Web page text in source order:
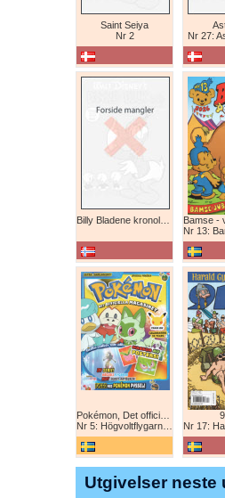
Saint Seiya
Nr 2
Nr 27:
Nr 13: Bamse-
Nr 5: Högvoltflygarna mot Svart Rayquaza!
Nr 17: Harald
Utgivelser neste